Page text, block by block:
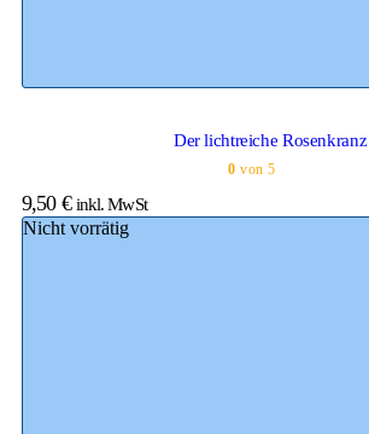
Der lichtreiche Rosenkranz
0 von 5
9,50 € inkl. MwSt
Nicht vorrätig